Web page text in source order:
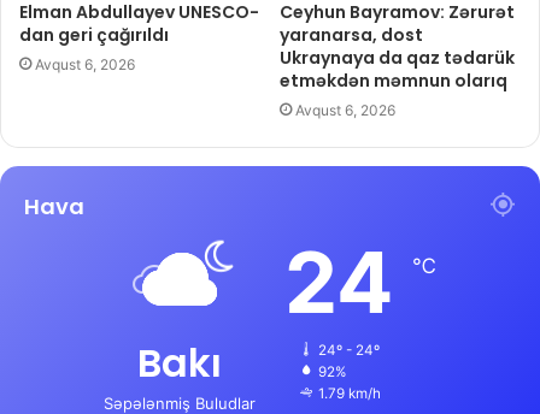
Elman Abdullayev UNESCO-
dan geri çağırıldı
Avqust 6, 2026
Ceyhun Bayramov: Zərurət
yaranarsa, dost
Ukraynaya da qaz tədarük
etməkdən məmnun olarıq
Avqust 6, 2026
Hava
Bakı
Səpələnmiş Buludlar
24 ℃
24º - 24º
92%
1.79 km/h